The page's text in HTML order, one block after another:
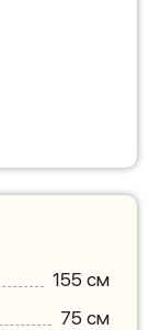
155 см
75 см